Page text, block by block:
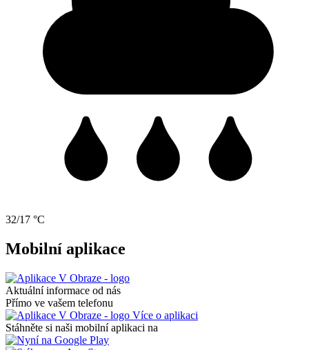
32/17 °C
Mobilní aplikace
Aktuální informace od nás
Přímo ve vašem telefonu
Více o aplikaci
Stáhněte si naši mobilní aplikaci na